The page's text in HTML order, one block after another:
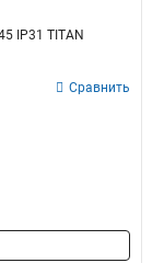
IP31 TITAN
Сравнить